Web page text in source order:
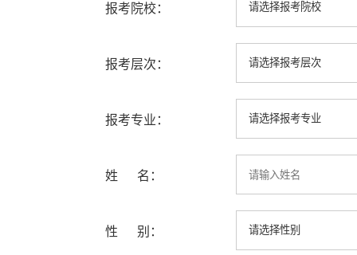
报考院校：
报考层次：
报考专业：
姓 名：
性 别：